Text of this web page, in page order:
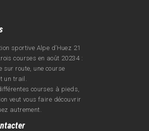
sportive Alpe d’Huez 21
courses en août 20234 :
sur route, une course
un trail.
courses à pieds,
veut vous faire découvrir
autrement.